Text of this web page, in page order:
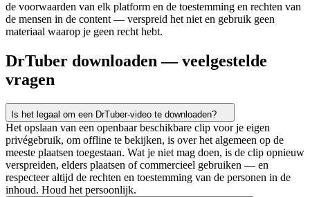
de voorwaarden van elk platform en de toestemming en rechten van
de mensen in de content — verspreid het niet en gebruik geen
materiaal waarop je geen recht hebt.
DrTuber downloaden — veelgestelde
vragen
Is het legaal om een DrTuber-video te downloaden?
Het opslaan van een openbaar beschikbare clip voor je eigen
privégebruik, om offline te bekijken, is over het algemeen op de
meeste plaatsen toegestaan. Wat je niet mag doen, is de clip opnieuw
verspreiden, elders plaatsen of commercieel gebruiken — en
respecteer altijd de rechten en toestemming van de personen in de
inhoud. Houd het persoonlijk.